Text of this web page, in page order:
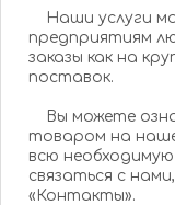
Наши услуги
предприятиям
заказы как на
поставок.
Вы можете
товаром на
всю
связаться с
«Контакты».